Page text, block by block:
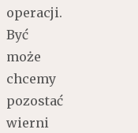
operacji.
Być
może
chcemy
pozostać
wierni